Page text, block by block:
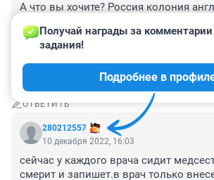
А что вы хочите? Россия колония
всё в стране направлено на
страны в целом посаженными
смотрящими как бы россиянами,
ОТВЕТИТЬ
280212557
Получай награды за комментарии
задания!
Подробнее в
10 декабря 2022, 16:03
сейчас у каждого врача сидит
смерит и запишет.в врач только